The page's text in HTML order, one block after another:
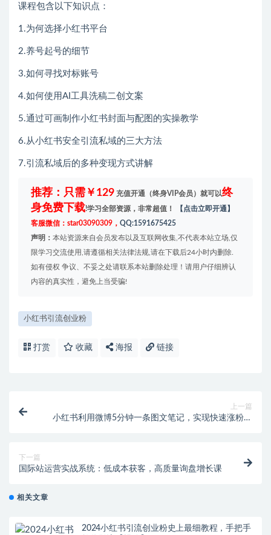
课程包含以下知识点：
1.为何选择小红书平台
2.养号起号的细节
3.如何寻找对标账号
4.如何使用AI工具洗稿二创文案
5.通过可画制作小红书封面与配图的实操教学
6.从小红书安全引流私域的三大方法
7.引流私域后的多种变现方式讲解
推荐：只需￥129 充值开通（终身VIP会员）就可以终
身免费下载!学习全部资源，非常超值！
【点击立即开通】
客服微信：star03090309， QQ:1591675425
声明： 本站资源来自会员发布以及互联网收集,不代表本站立场,仅
限学习交流使用,请遵循相关法律法规,请在下载后24小时内删除.
如有侵权 争议、不妥之处请联系本站删除处理！请用户仔细辨认
内容的真实性，避免上当受骗!
小红书引流创业粉
打赏 收藏 海报 链接
上一篇
小红书利用微博5分钟一条图文笔记，实现快速涨粉，
下一篇
国际站运营实战系统：低成本获客，高质量询盘增长课
相关文章
2024小红书引流创业粉史上最细教程，手把手